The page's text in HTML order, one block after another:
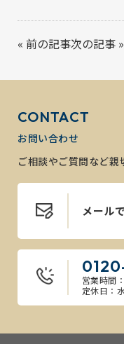
« 前の記事次の記事 »
CONTACT
お問い合わせ
ご相談やご質問など親
メール
営業時間
定休日：